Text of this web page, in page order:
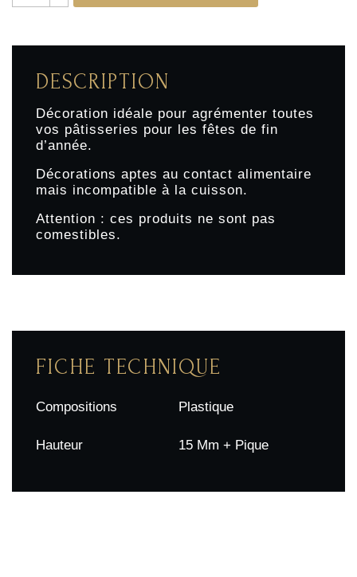
DESCRIPTION
Décoration idéale pour agrémenter toutes
vos pâtisseries pour les fêtes de fin
d’année.
Décorations aptes au contact alimentaire
mais incompatible à la cuisson.
Attention : ces produits ne sont pas
comestibles.
FICHE TECHNIQUE
Compositions Plastique
Hauteur 15 Mm + Pique